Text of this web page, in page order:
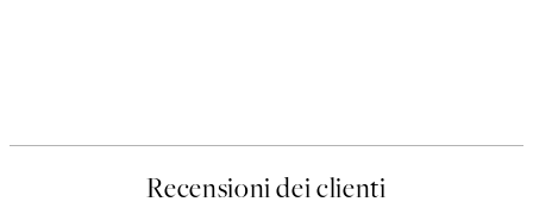
Recensioni dei clienti